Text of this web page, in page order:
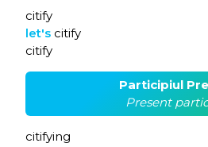
citify
let's citify
citify
Participiul
Present
citifying